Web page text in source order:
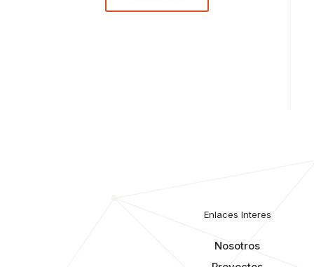
Enlaces Interes
Nosotros